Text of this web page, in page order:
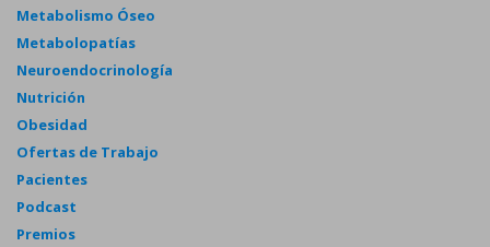
Metabolismo Óseo
Metabolopatías
Neuroendocrinología
Nutrición
Obesidad
Ofertas de Trabajo
Pacientes
Podcast
Premios